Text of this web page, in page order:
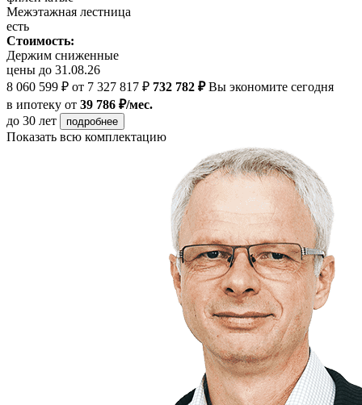
Межэтажная лестница
есть
Стоимость:
Держим сниженные
цены до 31.08.26
8 060 599 ₽ от 7 327 817 ₽ 732 782 ₽Вы экономите сегодня
в ипотеку от 39 786 ₽/мес.
до 30 лет
подробнее
Показать всю комплектацию